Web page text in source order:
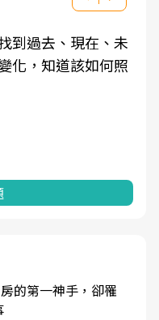
到過去、現在、未
化，知道該如何照
的第一神手，卻罹